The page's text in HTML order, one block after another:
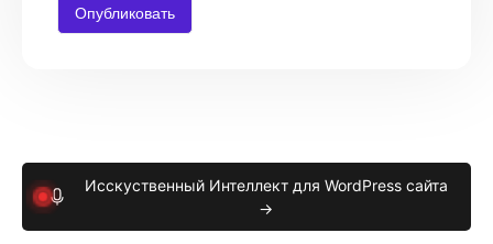
Исскуственный Интеллект для WordPress сайта
→